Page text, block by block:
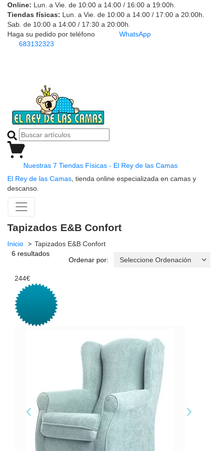
Online: Lun. a Vie. de 10:00 a 14:00 / 16:00 a 19:00h.
Tiendas físicas: Lun. a Vie. de 10:00 a 14:00 / 17:00 a 20:00h.
Sab. de 10:00 a 14:00 / 17:30 a 20:00h.
Haga su pedido por teléfono
683132323
WhatsApp
Nuestras 7 Tiendas Físicas - El Rey de las Camas
El Rey de las Camas , tienda online especializada en camas y
descanso.
Tapizados E&B Confort
Inicio
Tapizados E&B Confort
6 resultados
Ordenar por:
244€